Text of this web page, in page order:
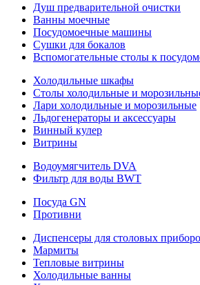
Душ предварительной очистки
Ванны моечные
Посудомоечные машины
Сушки для бокалов
Вспомогательные столы к
Холодильные шкафы
Столы холодильные и
Лари холодильные и морозильные
Льдогенераторы и аксессуары
Винный кулер
Витрины
Водоумягчитель DVA
Фильтр для воды BWT
Посуда GN
Противни
Диспенсеры для столовых
Мармиты
Тепловые витрины
Холодильные ванны